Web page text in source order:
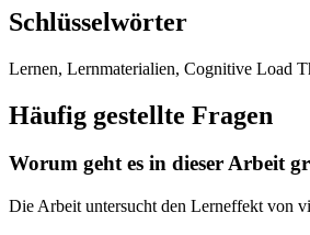
Schlüsselwörter
Lernen, Lernmaterialien, Cognitive Load
Häufig gestellte Fragen
Worum geht es in dieser Arbeit
Die Arbeit untersucht den Lerneffekt von